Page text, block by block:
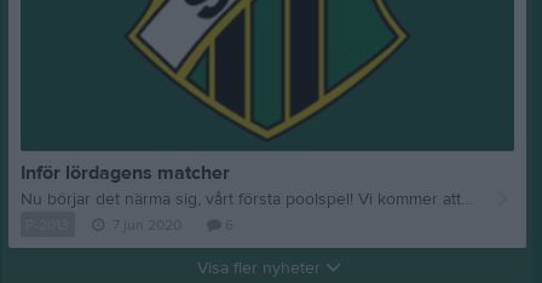
Inför lördagens matcher
Nu börjar det närma sig, vårt första poolspel! Vi kommer att spela i 5-mannalag med 2-3 avbytare i varje lag, totalt har vi 5 st lag från oss, som strax kommer att få separata kallelser så ni ser när era barn spelar. MATCHLÄNGD 3 x 15 minuter (vi kortar ner om det blir en varm dag så att barnen säkert orkar) Vi spelar dubbelmatcher, så varje lag får alltså spela två matcher var med 15 min paus emellan. 10.00-10.45 Plan A: SAIF 1 - Danmark 1 Plan B: SAIF 2 - Danmark 2 11.00-11.45 Plan A: SAIF 2 - Danmark 1 Plan B: SAIF 1 - Danmark 2 Därefter uppmanar vi till hemgång för lag 1-2 så att vi inte dröjer oss kvar till nästa gäng kommer. 12.30-13.15 Plan A: SAIF 3 - Danmark 3 Plan B: SAIF 4 - Danmark 4 13.30-14.15 Plan A: SAIF 4 - Danmark 3 Plan B: SAIF 3 - Danmark 4 Därefter uppmanar vi även dessa lag att åka hem och inte dröja sig kvar. 15.00-15.45 Plan A: SAIF F13 - Danmark F13 ÖVRIGT Vi samlas vid grillen vid parkeringen. Vi behöver hjälpas åt att hålla nere antal åskådare, gärna samåkning så långt det är möjligt, max 1 medföljande förälder/anhörig per barn. Som åskådare, håll gärna avstånd och undvik att dröja er kvar efter avslutade matcher så att vi håller nere antalet samtidiga åskådare. Tillsammans ser vi till att vi håller oss till rådande rekommendationer!
Visa fler nyheter